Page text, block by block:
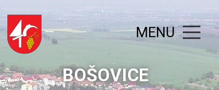
BOŠOVICE
MENU